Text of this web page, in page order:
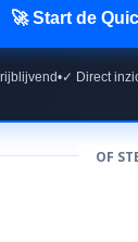
🚀 Start de
•✓ Direct
OF